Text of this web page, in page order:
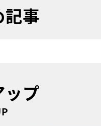
記事
ップ